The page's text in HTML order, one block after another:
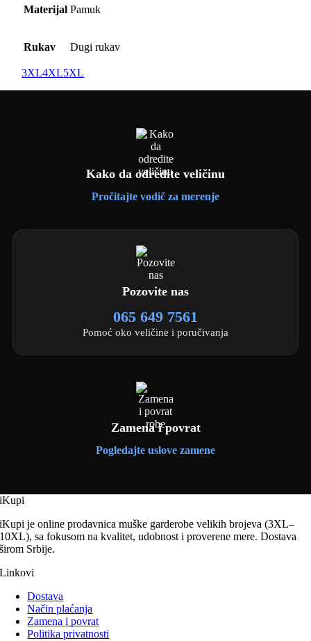
Materijal Pamuk
Rukav Dugi rukav
3XL4XL5XL
Kako da odredite veličinu
Pročitajte vodič za merenje
Pozovite nas
065 649 7561
Pomoć oko veličine i poručivanja
Zamena i povrat
Pogledajte uslove zamene
iKupi
iKupi je online prodavnica muške garderobe velikih brojeva (3XL–
10XL), sa fokusom na kvalitet, udobnost i proverene mere. Dostava
širom Srbije.
Linkovi
Dostava
Način plaćanja
Zamena i povrat
Politika privatnosti